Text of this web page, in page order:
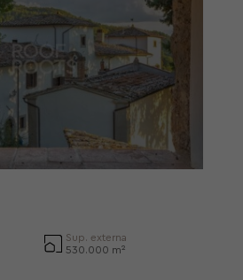
Sup. externa
530.000 m²